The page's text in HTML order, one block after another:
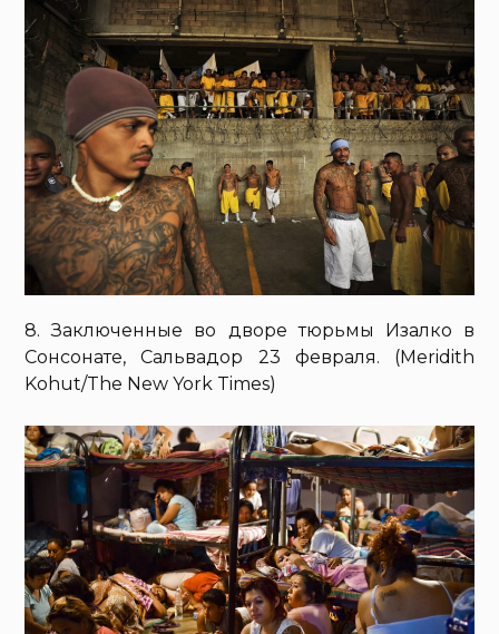
8. Заключенные во дворе тюрьмы Изалко в
Сонсонате, Сальвадор 23 февраля. (Meridith
Kohut/The New York Times)